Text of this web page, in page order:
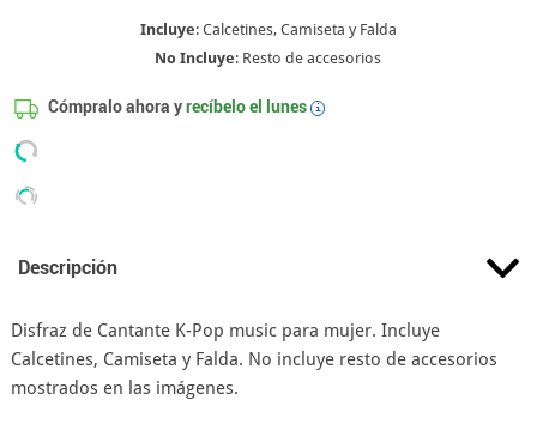
Incluye: Calcetines, Camiseta y Falda
No Incluye: Resto de accesorios
Cómpralo ahora yrecíbelo el lunes i
Descripción
Disfraz de Cantante K-Pop music para mujer. Incluye
Calcetines, Camiseta y Falda. No incluye resto de accesorios
mostrados en las imágenes.